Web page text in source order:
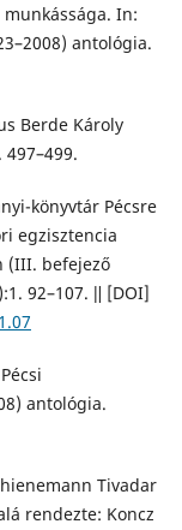
munkássága. In:
antológia.
Berde Károly
könyvtár Pécsre
egzisztencia
(III. befejező
92–107. ǁ [DOI]
antológia.
Tivadar
rendezte: Koncz